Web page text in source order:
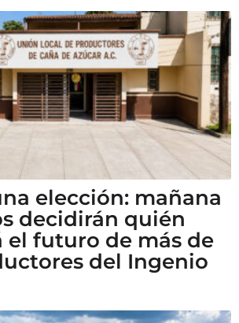
elección: mañana
decidirán quién
el futuro de más de
del Ingenio